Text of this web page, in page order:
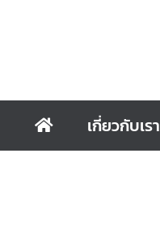
เกี่ยวกับเรา